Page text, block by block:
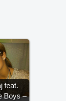
feat.
Boys –